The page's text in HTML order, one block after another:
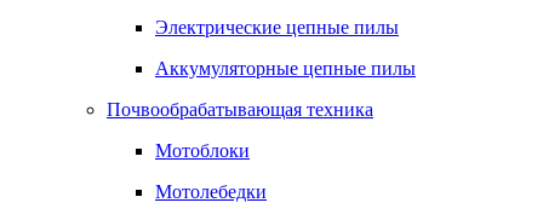
Электрические цепные пилы
Аккумуляторные цепные пилы
Почвообрабатывающая техника
Мотоблоки
Мотолебедки